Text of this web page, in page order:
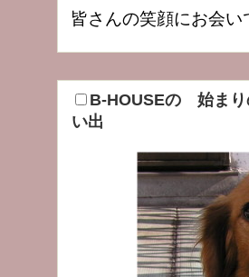
皆さんの笑顔にお会
B-HOUSEの 始まり
い出